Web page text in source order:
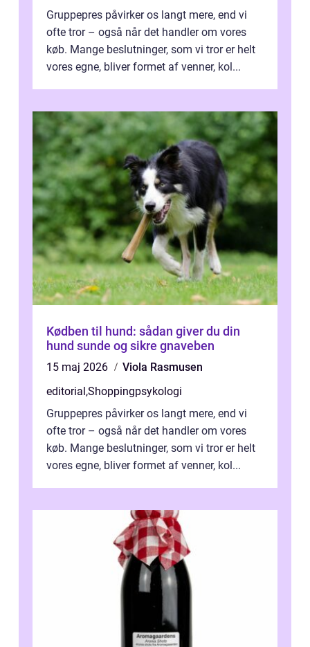
Gruppepres påvirker os langt mere, end vi
ofte tror – også når det handler om vores
køb. Mange beslutninger, som vi tror er helt
vores egne, bliver formet af venner, kol...
Kødben til hund: sådan giver du din
hund sunde og sikre gnaveben
15 maj 2026
Viola Rasmusen
editorial,Shoppingpsykologi
Gruppepres påvirker os langt mere, end vi
ofte tror – også når det handler om vores
køb. Mange beslutninger, som vi tror er helt
vores egne, bliver formet af venner, kol...